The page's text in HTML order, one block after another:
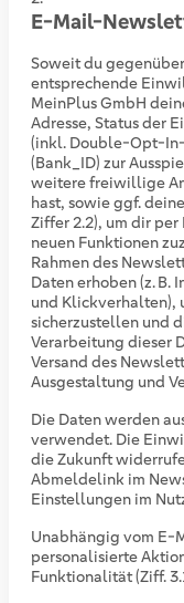
E-Mail-
Soweit du
entsprechende
MeinPlus GmbH
Adresse, Status der
(inkl. Double-Opt-In-
(Bank_ID) zur
weitere freiwillige
hast, sowie ggf.
Ziffer 2.2), um dir
neuen Funktionen
Rahmen des
Daten erhoben (z. B.
und Klickverhalten),
sicherzustellen und
Verarbeitung dieser
Versand des
Ausgestaltung und
Die Daten werden
verwendet. Die
die Zukunft
Abmeldelink im
Einstellungen im
Unabhängig vom
personalisierte
Funktionalität (Ziff.